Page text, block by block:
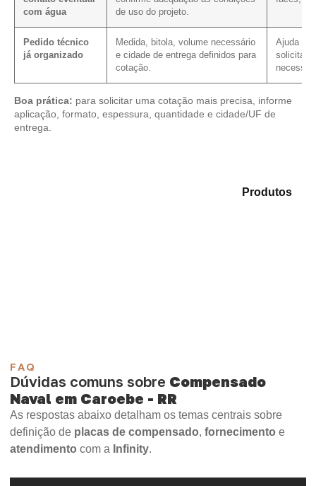
com água
de uso do projeto.
Pedido técnico
já organizado
Medida, bitola, volume necessário
e cidade de entrega definidos para
cotação.
Ajuda a
Boa prática: para solicitar uma cotação mais precisa, informe
aplicação, formato, espessura, quantidade e cidade/UF de
entrega.
Produtose
FAQ
Dúvidas comuns sobre Compensado
Naval em Caroebe - RR
As respostas abaixo detalham os temas centrais sobre
definição de placas de compensado, fornecimento e
atendimento com a Infinity.